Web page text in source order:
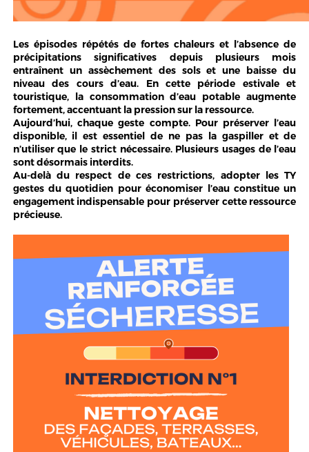
Les épisodes répétés de fortes chaleurs et l’absence de
précipitations significatives depuis plusieurs mois
entraînent un assèchement des sols et une baisse du
niveau des cours d’eau. En cette période estivale et
touristique, la consommation d’eau potable augmente
fortement, accentuant la pression sur la ressource.
Aujourd’hui, chaque geste compte. Pour préserver l’eau
disponible, il est essentiel de ne pas la gaspiller et de
n’utiliser que le strict nécessaire. Plusieurs usages de l’eau
sont désormais interdits.
Au-delà du respect de ces restrictions, adopter les TY
gestes du quotidien pour économiser l’eau constitue un
engagement indispensable pour préserver cette ressource
précieuse.